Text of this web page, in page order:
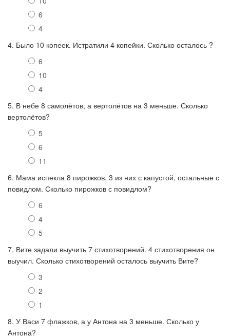
6
4
4. Было 10 копеек. Истратили 4 копейки. Сколько осталось ?
6
10
4
5. В небе 8 самолётов, а вертолётов на 3 меньше. Сколько
вертолётов?
5
6
11
6. Мама испекла 8 пирожков, 3 из них с капустой, остальные с
повидлом. Сколько пирожков с повидлом?
6
4
5
7. Вите задали выучить 7 стихотворений. 4 стихотворения он
выучил. Сколько стихотворений осталось выучить Вите?
3
2
1
8. У Васи 7 флажков, а у Антона на 3 меньше. Сколько у
Антона?